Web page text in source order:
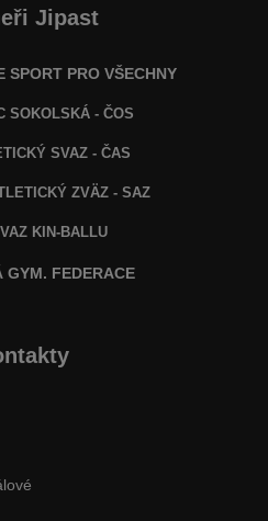
Jipast
SPORT PRO VŠECHNY
SOKOLSKÁ - ČOS
SVAZ - ČAS
ZVÄZ- SAZ
KIN-BALLU
GYM. FEDERACE